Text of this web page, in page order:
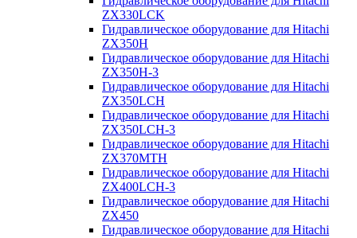
ZX330LCK
Гидравлическое оборудование для Hitachi
ZX350H
Гидравлическое оборудование для Hitachi
ZX350H-3
Гидравлическое оборудование для Hitachi
ZX350LCH
Гидравлическое оборудование для Hitachi
ZX350LCH-3
Гидравлическое оборудование для Hitachi
ZX370MTH
Гидравлическое оборудование для Hitachi
ZX400LCH-3
Гидравлическое оборудование для Hitachi
ZX450
Гидравлическое оборудование для Hitachi